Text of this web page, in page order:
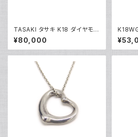
TASAKI タサキ K18 ダイヤモン
ド パールネックレス 18金 Y05
014
¥80,000
ダイヤ
ント ネ
ールド